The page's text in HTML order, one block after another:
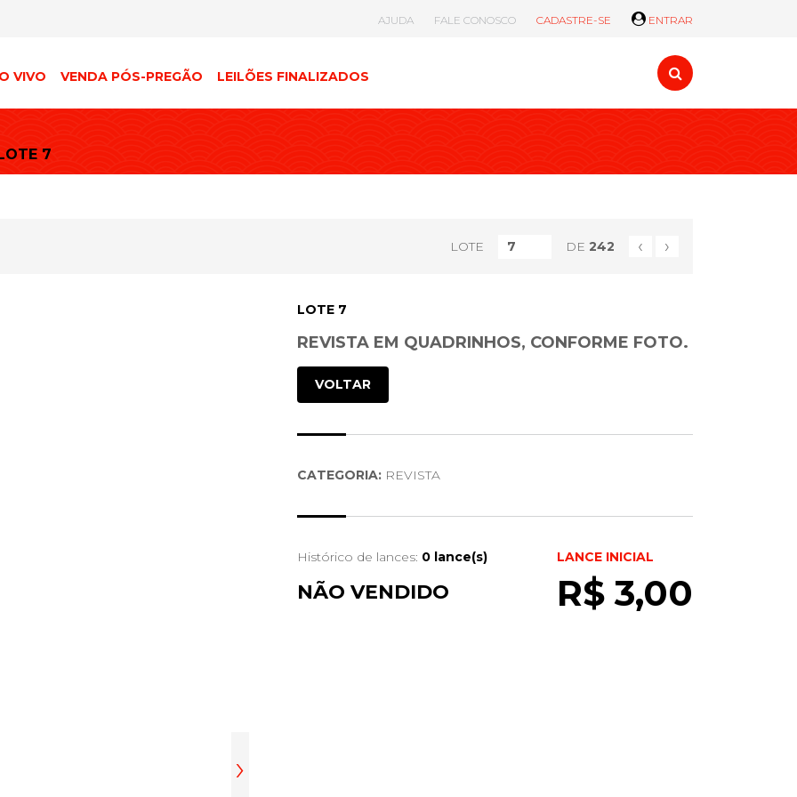
AJUDA FALE CONOSCO CADASTRE-SE ENTRAR
VIVO VENDA PÓS-PREGÃO LEILÕES FINALIZADOS
7
LOTE DE 242 ‹ ›
›
LOTE 7
REVISTA EM QUADRINHOS, CONFORME FOTO.
VOLTAR
CATEGORIA: REVISTA
Histórico de lances: 0 lance(s)
NÃO VENDIDO
LANCE INICIAL
R$ 3,00